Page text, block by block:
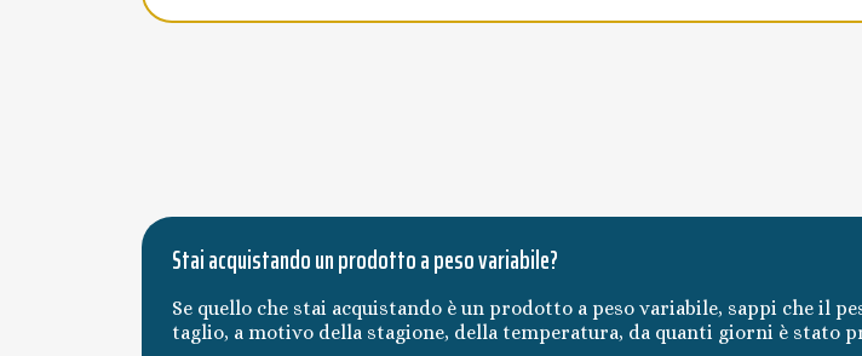
Stai acquistando un prodotto a peso variabile?
Se quello che stai acquistando è un prodotto a peso variabile, sappi che il
taglio, a motivo della stagione, della temperatura, da quanti giorni è stato